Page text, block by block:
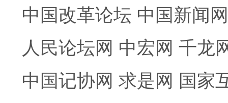
中国改革论坛 中国新闻网
人民论坛网 中宏网 千龙
中国记协网 求是网 国家